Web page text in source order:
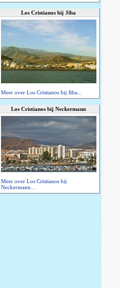
Los Cristianos bij Jiba
Meer over Los Cristianos bij Jiba...
Los Cristianos bij Neckermann
Meer over Los Cristianos bij
Neckermann...